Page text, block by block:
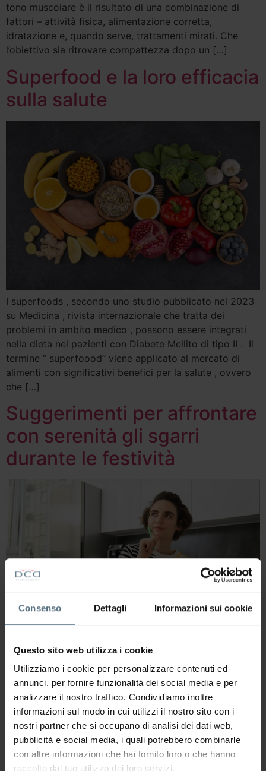
Consenso Dettagli Informazioni sui cookie
Questo sito web utilizza i cookie
Utilizziamo i cookie per personalizzare contenuti ed
annunci, per fornire funzionalità dei social media e per
analizzare il nostro traffico. Condividiamo inoltre
informazioni sul modo in cui utilizzi il nostro sito con i
nostri partner che si occupano di analisi dei dati web,
pubblicità e social media, i quali potrebbero combinarle
con altre informazioni che hai fornito loro o che hanno
raccolto dal tuo utilizzo dei loro servizi.
tono muscolare è il risultato di una combinazione di
fattori – attività fisica, alimentazione corretta,
idratazione e, quando serve, trattamenti mirati. Che
l’obiettivo sia ritrovare compattezza dopo un […]
Superfood e la loro efficacia
sulla salute
I superfoods , secondo uno studio pubblicato nel 2023
su Medicina , rivista internazionale che tratta dei
problemi in ambito medico , possono essere integrati
nella dieta nei pazienti con Diabete Mellito di tipo II . Il
termine ‘’ superfoood’’ viene applicato al mercato di
alimenti con significativi benefici per la salute , ovvero
che […]
Suggerimenti per affrontare
con serenità gli sgarri
durante le festività
come superare indenni da impennate del peso corporeo
in occasione delle festività Natalizie. A volte ci si
propone di “ assaggiare giusto un pochino”, per poi
ritrovarsi insoddisfatte ed affamate senza aver
concluso nulla. Occorre invece premunirsi di piani
strategici per contenere al meglio il […]